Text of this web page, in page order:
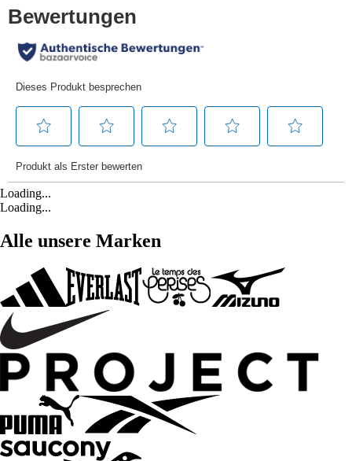
Loading...
Loading...
Alle unsere Marken